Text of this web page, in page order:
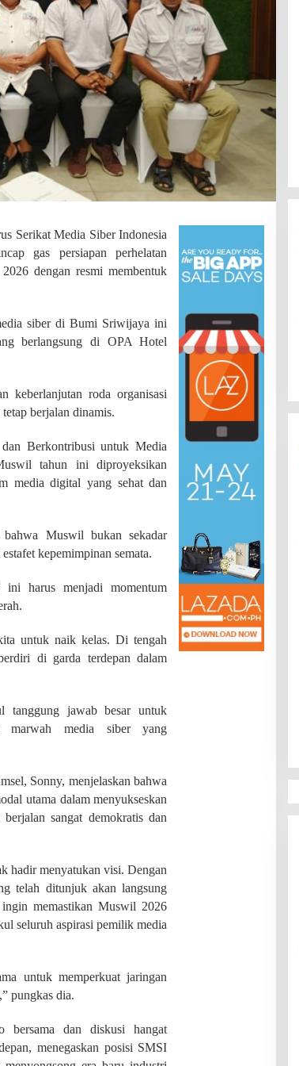
Serikat Media Siber Indonesia
gas persiapan perhelatan
dengan resmi membentuk
siber di Bumi Sriwijaya ini
berlangsung di OPA Hotel
keberlanjutan roda organisasi
berjalan dinamis.
Berkontribusi untuk Media
tahun ini diproyeksikan
media digital yang sehat dan
Muswil bukan sekadar
kepemimpinan semata.
harus menjadi momentum
untuk naik kelas. Di tengah
di garda terdepan dalam
tanggung jawab besar untuk
marwah media siber yang
Sonny, menjelaskan bahwa
utama dalam menyukseskan
sangat demokratis dan
hadir menyatukan visi. Dengan
telah ditunjuk akan langsung
memastikan Muswil 2026
seluruh aspirasi pemilik media
untuk memperkuat jaringan
pungkas dia.
bersama dan diskusi hangat
menegaskan posisi SMSI
SDN 002 Bangko Raih Prestasi
Gemilang di Lomba Bertutur,
Wakili Merangin ke Tingkat
Juli 22, 2026